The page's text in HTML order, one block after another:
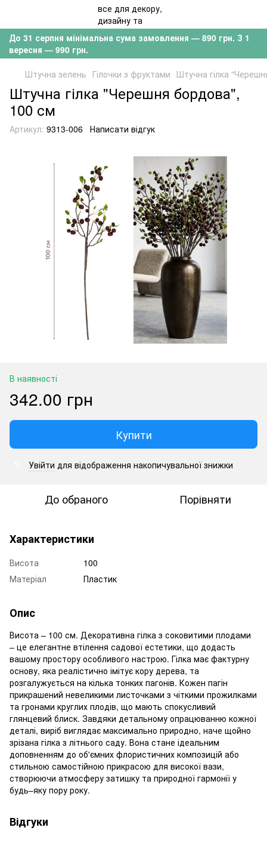
До 31 серпня мінімальна сума замовлення — 890 грн. З 1
вересня — 990 грн.
Штучна зелень Гілочки з фруктами Штучна гілка
Штучна гілка "Черешня бордова",
100 см
Артикул: 9313-006 Написати відгук
В наявності
342.00 грн
Купити
Увійти для відображення накопичувальної знижки
До обраного Порівняти
Характеристики
Висота
100
Матеріал
Пластик
Опис
Висота – 100 см. Декоративна гілка з соковитими плодами
– це елегантне втілення садової естетики, що додасть
вашому простору особливого настрою. Гілка має фактурну
основу, яка реалістично імітує кору дерева, та
розгалужується на кілька тонких пагонів. Кожен пагін
прикрашений невеликими листочками з чіткими прожилками
та гронами круглих плодів, що мають спокусливий
глянцевий блиск. Завдяки детальному опрацюванню кожної
деталі, виріб виглядає максимально природно, наче щойно
зрізана гілка з літнього саду. Вона стане ідеальним
доповненням до об'ємних флористичних композицій або
стильною самостійною прикрасою для високої вази,
створюючи атмосферу затишку та природної гармонії у
будь–яку пору року.
Відгуки